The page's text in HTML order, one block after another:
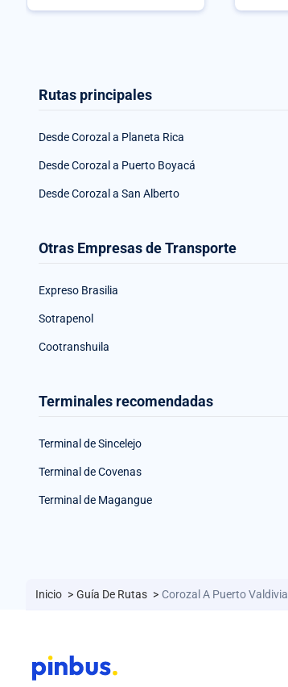
Rutas principales
Desde Corozal a Planeta Rica
Desde Corozal a Puerto Boyacá
Desde Corozal a San Alberto
Otras Empresas de Transporte
Expreso Brasilia
Sotrapenol
Cootranshuila
Terminales recomendadas
Terminal de Sincelejo
Terminal de Covenas
Terminal de Magangue
Inicio > Guía De Rutas > Corozal A Puerto Valdivia